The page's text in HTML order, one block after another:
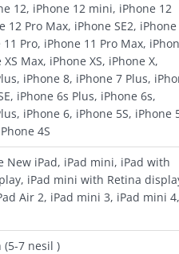
12, iPhone 12 mini, iPhone 12
12 Pro Max, iPhone SE2, iPhone
11 Pro, iPhone 11 Pro Max,
XS Max, iPhone XS, iPhone X,
iPhone 8, iPhone 7 Plus,
iPhone 6s Plus, iPhone 6s,
iPhone 6, iPhone 5S, iPhone
4S
New iPad, iPad mini, iPad with
iPad mini with Retina
Air 2, iPad mini 3, iPad mini 4,
(5-7 nesil )